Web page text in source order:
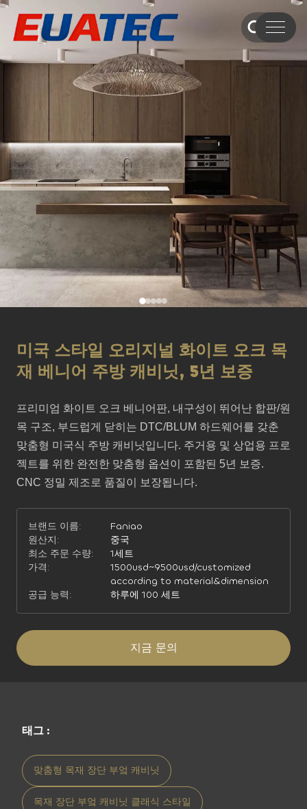
미국 스타일 오리지널 화이트 오크 목
재 베니어 주방 캐비닛, 5년 보증
프리미엄 화이트 오크 베니어판, 내구성이 뛰어난 합판/원
목 구조, 부드럽게 닫히는 DTC/BLUM 하드웨어를 갖춘
맞춤형 미국식 주방 캐비닛입니다. 주거용 및 상업용 프로
젝트를 위한 완전한 맞춤형 옵션이 포함된 5년 보증.
CNC 정밀 제조로 품질이 보장됩니다.
브랜드 이름:
Faniao
원산지:
중국
최소 주문 수량:
1세트
가격:
1500usd~9500usd/customized
according to material&dimension
공급 능력:
하루에 100 세트
지금 문의
태그 :
맞춤형 목재 장단 부엌 캐비닛
목재 장단 부엌 캐비닛 클래식 스타일